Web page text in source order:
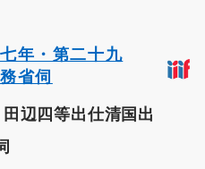
年・第二十九
省伺
田辺四等出仕清国出